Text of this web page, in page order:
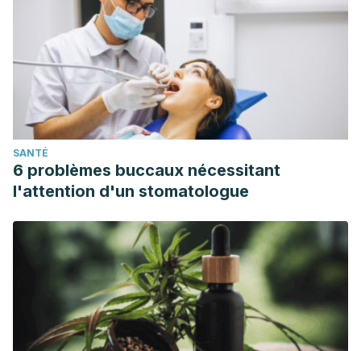
SANTÉ
6 problèmes buccaux nécessitant
l'attention d'un stomatologue